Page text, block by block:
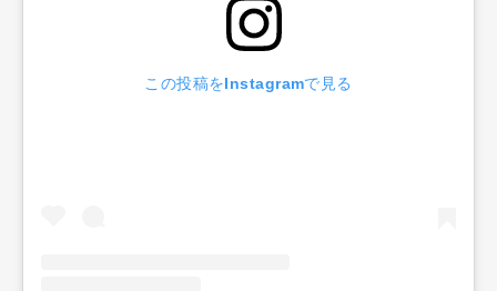
この投稿をInstagramで見る